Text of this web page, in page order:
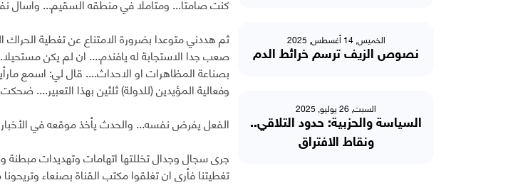
الخميس, 14 أغسطس, 2025
نصوص الزيف ترسم خرائط الدم
السبت, 26 يوليو, 2025
السياسة والحزبية: حدود التلاقي..
ونقاط الافتراق
ثم هددني متوعدا بضرورة الامتناع عن تغطية
صعب جدا الاستجابة له يافندم.... ان لم يكن
بصناعة المظاهرات او الاحداث.... قال لي: اسمع
وفعالية المؤيدين (للدولة) ثلثين بهذا التعبير....
الفعل يفرض نفسه... والحدث يأخذ موقعه في
جرى سجال وجدال تخللتها اتهامات وتهديدات
تغطيتنا فأرى ان تغلقوا مكتب القناة بصنعاء